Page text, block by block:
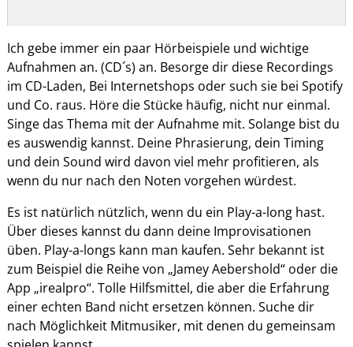
Ich gebe immer ein paar Hörbeispiele und wichtige
Aufnahmen an. (CD´s) an. Besorge dir diese Recordings
im CD-Laden, Bei Internetshops oder such sie bei Spotify
und Co. raus. Höre die Stücke häufig, nicht nur einmal.
Singe das Thema mit der Aufnahme mit. Solange bist du
es auswendig kannst. Deine Phrasierung, dein Timing
und dein Sound wird davon viel mehr profitieren, als
wenn du nur nach den Noten vorgehen würdest.
Es ist natürlich nützlich, wenn du ein Play-a-long hast.
Über dieses kannst du dann deine Improvisationen
üben. Play-a-longs kann man kaufen. Sehr bekannt ist
zum Beispiel die Reihe von „Jamey Aebershold“ oder die
App „irealpro“. Tolle Hilfsmittel, die aber die Erfahrung
einer echten Band nicht ersetzen können. Suche dir
nach Möglichkeit Mitmusiker, mit denen du gemeinsam